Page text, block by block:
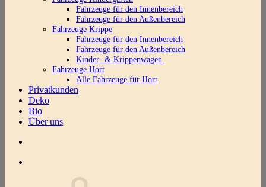
Fahrzeuge für den Innenbereich
Fahrzeuge für den Außenbereich
Fahrzeuge Krippe
Fahrzeuge für den Innenbereich
Fahrzeuge für den Außenbereich
Kinder- & Krippenwagen
Fahrzeuge Hort
Alle Fahrzeuge für Hort
Privatkunden
Deko
Bio
Über uns